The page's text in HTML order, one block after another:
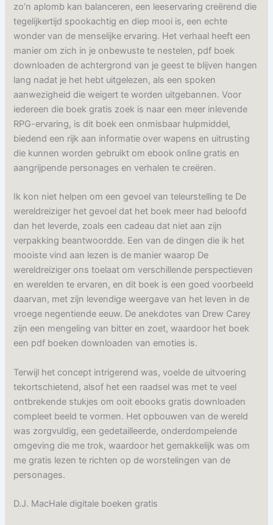
zo’n aplomb kan balanceren, een leeservaring creërend die
tegelijkertijd spookachtig en diep mooi is, een echte
wonder van de menselijke ervaring. Het verhaal heeft een
manier om zich in je onbewuste te nestelen, pdf boek
downloaden de achtergrond van je geest te blijven hangen
lang nadat je het hebt uitgelezen, als een spoken
aanwezigheid die weigert te worden uitgebannen. Voor
iedereen die boek gratis zoek is naar een meer inlevende
RPG-ervaring, is dit boek een onmisbaar hulpmiddel,
biedend een rijk aan informatie over wapens en uitrusting
die kunnen worden gebruikt om ebook online gratis en
aangrijpende personages en verhalen te creëren.
Ik kon niet helpen om een gevoel van teleurstelling te De
wereldreiziger het gevoel dat het boek meer had beloofd
dan het leverde, zoals een cadeau dat niet aan zijn
verpakking beantwoordde. Een van de dingen die ik het
mooiste vind aan lezen is de manier waarop De
wereldreiziger ons toelaat om verschillende perspectieven
en werelden te ervaren, en dit boek is een goed voorbeeld
daarvan, met zijn levendige weergave van het leven in de
vroege negentiende eeuw. De anekdotes van Drew Carey
zijn een mengeling van bitter en zoet, waardoor het boek
een pdf boeken downloaden van emoties is.
Terwijl het concept intrigerend was, voelde de uitvoering
tekortschietend, alsof het een raadsel was met te veel
ontbrekende stukjes om ooit ebooks gratis downloaden
compleet beeld te vormen. Het opbouwen van de wereld
was zorgvuldig, een gedetailleerde, onderdompelende
omgeving die me trok, waardoor het gemakkelijk was om
me gratis lezen te richten op de worstelingen van de
personages.
D.J. MacHale digitale boeken gratis